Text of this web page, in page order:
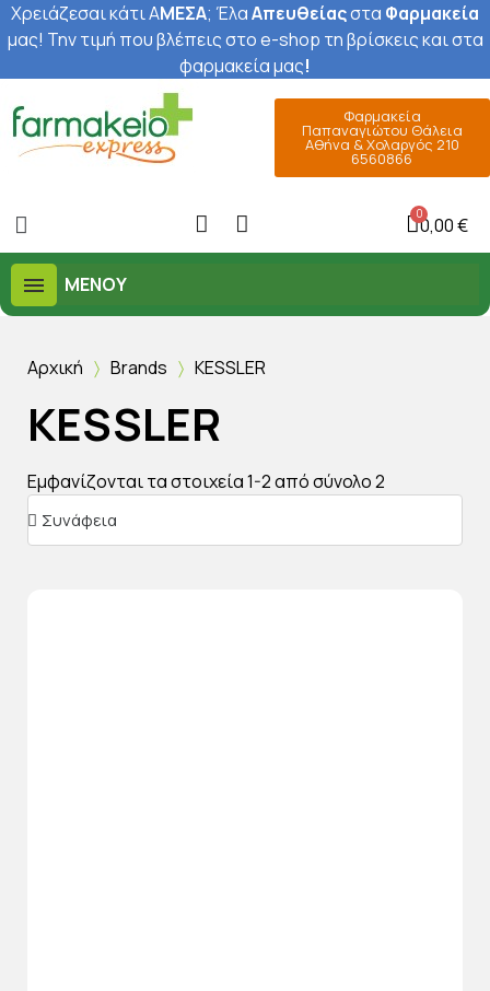
Χρειάζεσαι κάτι ΑΜΕΣΑ; ΈλαΑπευθείαςστα Φαρμακεία
μας! Την τιμή που βλέπεις στο e-shop τη βρίσκεις και στα
φαρμακεία μας!
Φαρμακεία
Παπαναγιώτου Θάλεια
Αθήνα & Χολαργός 210
6560866
0,00 €
ΜΕΝΟΎ
Αρχική Brands KESSLER
KESSLER
Εμφανίζονται τα στοιχεία 1-2 από σύνολο 2